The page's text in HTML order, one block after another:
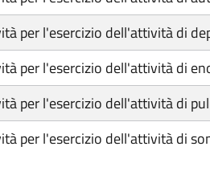
per l'esercizio dell'attività di
per l'esercizio dell'attività di
per l'esercizio dell'attività di
per l'esercizio dell'attività di